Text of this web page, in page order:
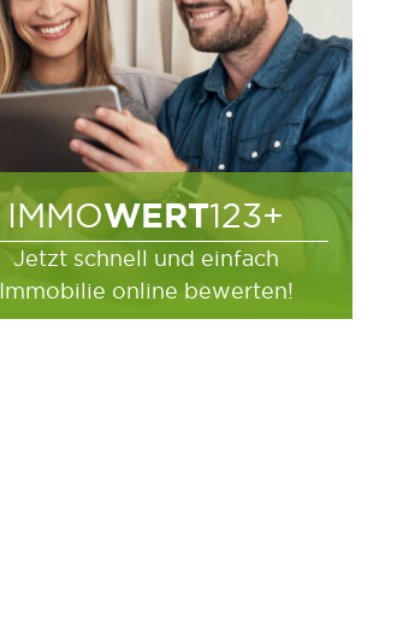
IMMOWERT123+
Jetzt schnell und einfach
Immobilie online bewerten!